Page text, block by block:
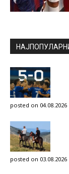
posted on 04.08.2026
posted on 03.08.2026